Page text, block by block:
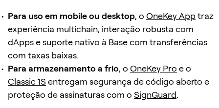
Para uso em mobile ou desktop, o OneKey Apptraz
experiência multichain, interação robusta com
dApps e suporte nativo à Base com transferências
com taxas baixas.
Para armazenamento a frio, o OneKey Pro e o
Classic 1Sentregam segurança de código aberto e
proteção de assinaturas com o SignGuard.